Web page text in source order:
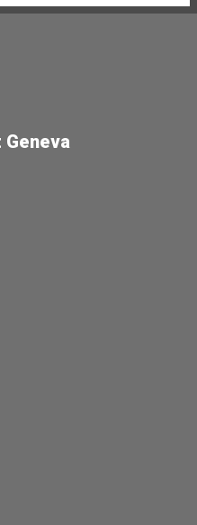
de la communication de
pour se
à vous.
directrice des
général.
siège de l'OMS à
principal auprès du
changer de poste car il
de communication
précédentes.